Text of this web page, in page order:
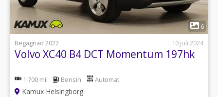
1
6
Begagnad 2022
10 juli 2024
Volvo XC40 B4 DCT Momentum 197hk
1 700 mil Bensin Automat
Kamux Helsingborg